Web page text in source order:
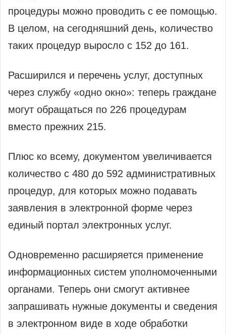
процедуры можно проводить с ее помощью.
В целом, на сегодняшний день, количество
таких процедур выросло с 152 до 161.
Расширился и перечень услуг, доступных
через службу «одно окно»: теперь граждане
могут обращаться по 226 процедурам
вместо прежних 215.
Плюс ко всему, документом увеличивается
количество с 480 до 592 административных
процедур, для которых можно подавать
заявления в электронной форме через
единый портал электронных услуг.
Одновременно расширяется применение
информационных систем уполномоченными
органами. Теперь они смогут активнее
запрашивать нужные документы и сведения
в электронном виде в ходе обработки